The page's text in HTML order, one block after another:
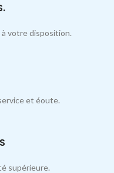
votre disposition.
et éoute.
supérieure.